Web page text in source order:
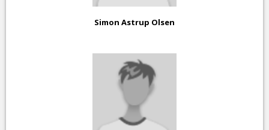
Simon Astrup Olsen